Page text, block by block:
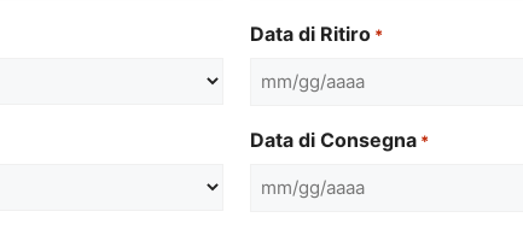
Data di Ritiro *
MM
GG
slash
Data di Consegna *
MM